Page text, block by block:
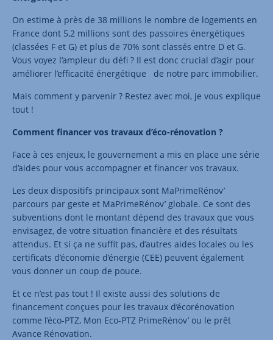
On estime à près de 38 millions le nombre de logements en
France dont 5,2 millions sont des passoires énergétiques
(classées F et G) et plus de 70% sont classés entre D et G.
Vous voyez l’ampleur du défi ? Il est donc crucial d’agir pour
améliorer l’efficacité énergétique de notre parc immobilier.
Mais comment y parvenir ? Restez avec moi, je vous explique
tout !
Comment financer vos travaux d’éco-rénovation ?
Face à ces enjeux, le gouvernement a mis en place une série
d’aides pour vous accompagner et financer vos travaux.
Les deux dispositifs principaux sont MaPrimeRénov’
parcours par geste et MaPrimeRénov’ globale. Ce sont des
subventions dont le montant dépend des travaux que vous
envisagez, de votre situation financière et des résultats
attendus. Et si ça ne suffit pas, d’autres aides locales ou les
certificats d’économie d’énergie (CEE) peuvent également
vous donner un coup de pouce.
Et ce n’est pas tout ! Il existe aussi des solutions de
financement conçues pour les travaux d’écorénovation
comme l’éco-PTZ, Mon Eco-PTZ PrimeRénov’ ou le prêt
Avance Rénovation.